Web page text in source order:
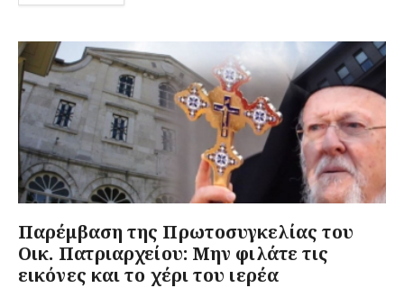
Παρέμβαση της Πρωτοσυγκελίας του
Οικ. Πατριαρχείου: Μην φιλάτε τις
εικόνες και το χέρι του ιερέα